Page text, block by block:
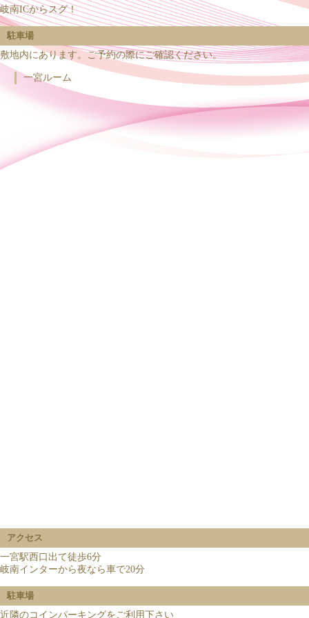
岐南ICからスグ！
駐車場
敷地内にあります。ご予約の際にご確認ください。
一宮ルーム
アクセス
一宮駅西口出て徒歩6分
岐南インターから夜なら車で20分
駐車場
近隣のコインパーキングをご利用下さい